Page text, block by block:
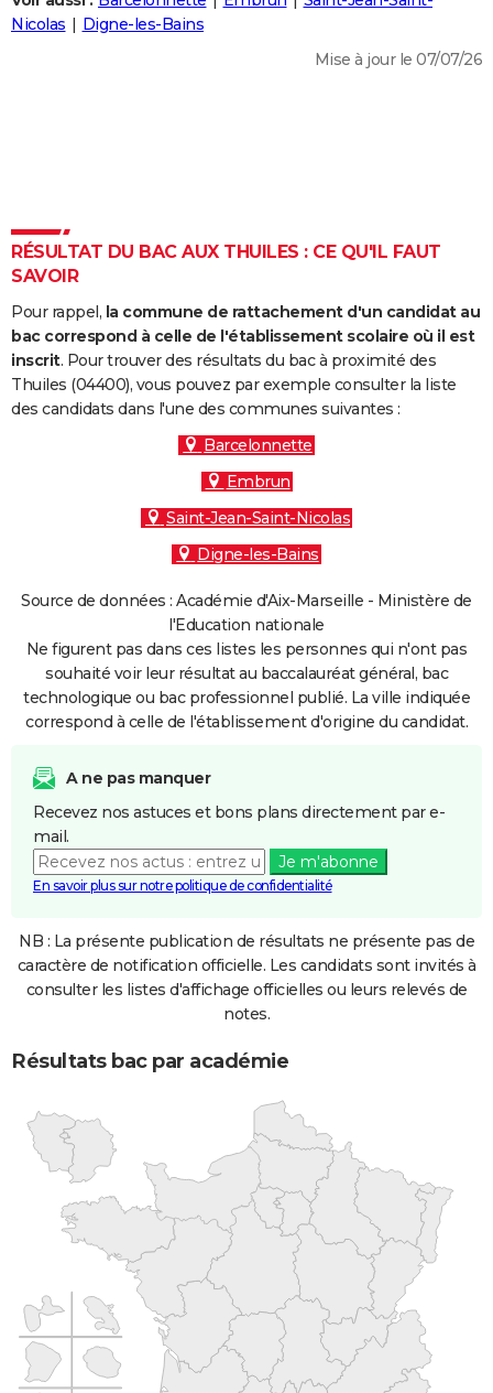
Destinations
City break
Voyage nature
Voyage de noces
Forum
Climat
+
PHOTO
Dictionnaire
Biographies
Citations
Expressions
Proverbes
PROGRAMME TV
S'inscrire
Se connecter
Lycées
Collèges
Primaires
Universités
Entreprises
Service militaire
Avis de recherche
AVIS DE DÉCÈS
FORUM
Nicolas
Digne-les-Bains
Mise à jour le 07/07/26
RÉSULTAT DU BAC AUX THUILES : CE QU'IL FAUT
SAVOIR
Pour rappel, la commune de rattachement d'un candidat au
bac correspond à celle de l'établissement scolaire où il est
inscrit. Pour trouver des résultats du bac à proximité des
Thuiles (04400), vous pouvez par exemple consulter la liste
des candidats dans l'une des communes suivantes :
Barcelonnette
Embrun
Saint-Jean-Saint-Nicolas
Digne-les-Bains
Source de données : Académie d'Aix-Marseille - Ministère de
l'Education nationale
Ne figurent pas dans ces listes les personnes qui n'ont pas
souhaité voir leur résultat au baccalauréat général, bac
technologique ou bac professionnel publié. La ville indiquée
correspond à celle de l'établissement d'origine du candidat.
A ne pas manquer
Recevez nos astuces et bons plans directement par e-
mail.
Je m'abonne
En savoir plus sur notre politique de confidentialité
NB : La présente publication de résultats ne présente pas de
caractère de notification officielle. Les candidats sont invités à
consulter les listes d'affichage officielles ou leurs relevés de
notes.
Résultats bac par académie